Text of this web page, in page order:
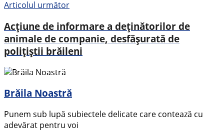
Articolul următor
Acțiune de informare a deținătorilor de
animale de companie, desfășurată de
polițiștii brăileni
Brăila Noastră
Punem sub lupă subiectele delicate care contează cu
adevărat pentru voi